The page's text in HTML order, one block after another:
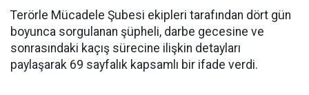
Terörle Mücadele Şubesi ekipleri tarafından dört gün
boyunca sorgulanan şüpheli, darbe gecesine ve
sonrasındaki kaçış sürecine ilişkin detayları
paylaşarak 69 sayfalık kapsamlı bir ifade verdi.